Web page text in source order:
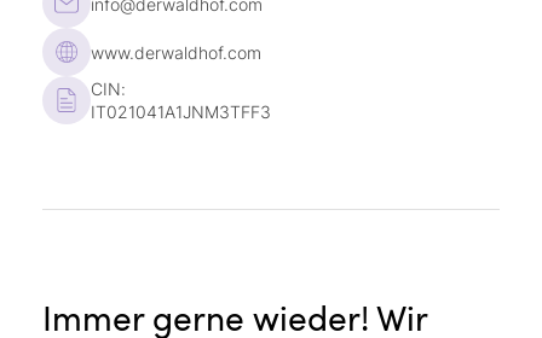
Große Bibliothek
Privater Parkplatz
info@derwaldhof.com
www.derwaldhof.com
CIN:
IT021041A1JNM3TFF3
Immer gerne wieder! Wir